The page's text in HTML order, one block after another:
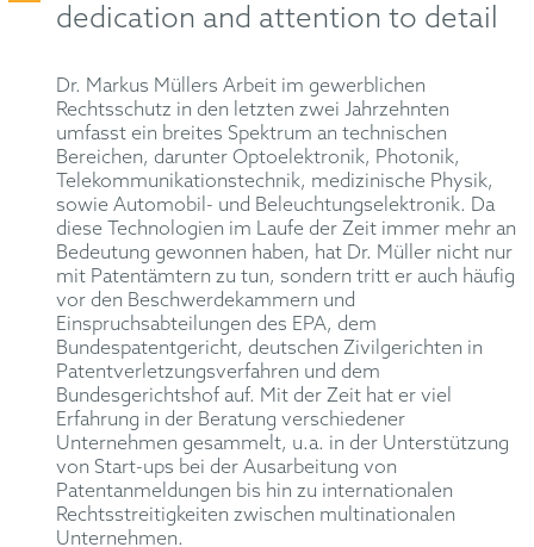
dedication and attention to detail
Dr. Markus Müllers Arbeit im gewerblichen
Rechtsschutz in den letzten zwei Jahrzehnten
umfasst ein breites Spektrum an technischen
Bereichen, darunter Optoelektronik, Photonik,
Telekommunikationstechnik, medizinische Physik,
sowie Automobil- und Beleuchtungselektronik. Da
diese Technologien im Laufe der Zeit immer mehr an
Bedeutung gewonnen haben, hat Dr. Müller nicht nur
mit Patentämtern zu tun, sondern tritt er auch häufig
vor den Beschwerdekammern und
Einspruchsabteilungen des EPA, dem
Bundespatentgericht, deutschen Zivilgerichten in
Patentverletzungsverfahren und dem
Bundesgerichtshof auf. Mit der Zeit hat er viel
Erfahrung in der Beratung verschiedener
Unternehmen gesammelt, u.a. in der Unterstützung
von Start-ups bei der Ausarbeitung von
Patentanmeldungen bis hin zu internationalen
Rechtsstreitigkeiten zwischen multinationalen
Unternehmen.